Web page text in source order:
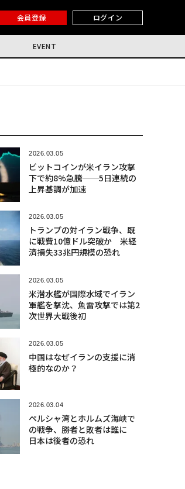
会員登録 ログイン
EVENT
2026.03.05
ビットコインが米イラン攻撃
下で約8%急騰──5日連続の
上昇基調が加速
2026.03.05
トランプの対イラン戦争、既
に戦費10億ドル突破か 米経
済損失33兆円規模の恐れ
2026.03.05
米潜水艦が国際水域でイラン
軍艦を撃沈、魚雷攻撃では第2
次世界大戦後初
2026.03.05
中国はなぜイランの支援に消
極的なのか？
2026.03.04
ペルシャ湾とホルムズ海峡で
の戦争、勝者と敗者は誰に
日本は後者の恐れ